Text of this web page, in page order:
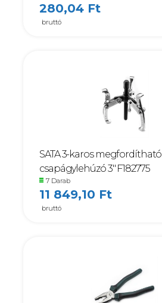
280,04 Ft
bruttó
SATA 3-karos megfordítható
csapágylehúzó 3" F182775
7 Darab
11 849,10 Ft
bruttó